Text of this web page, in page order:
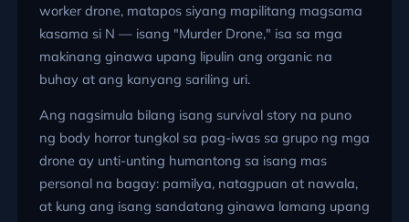
worker drone, matapos siyang mapilitang magsama
kasama si N — isang "Murder Drone," isa sa mga
makinang ginawa upang lipulin ang organic na
buhay at ang kanyang sariling uri.
Ang nagsimula bilang isang survival story na puno
ng body horror tungkol sa pag-iwas sa grupo ng mga
drone ay unti-unting humantong sa isang mas
personal na bagay: pamilya, natagpuan at nawala,
at kung ang isang sandatang ginawa lamang upang